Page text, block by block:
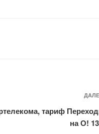
тариф
на О!